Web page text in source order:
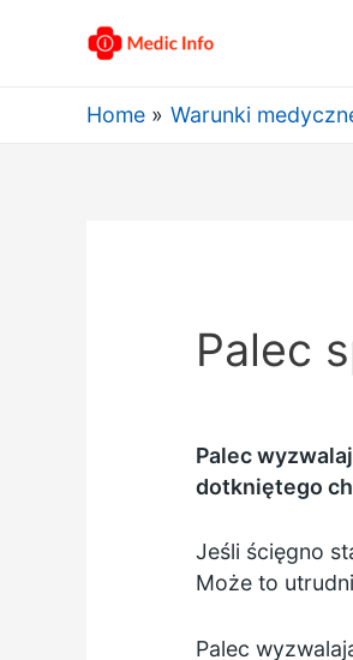
Home Warunki
Palec
Palec
dotkniętego
Jeśli ścięgno
Może to
Palec